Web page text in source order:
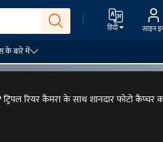
हिंदी साइन
के बारे में
रियर कैमरा के साथ शानदार फोटो